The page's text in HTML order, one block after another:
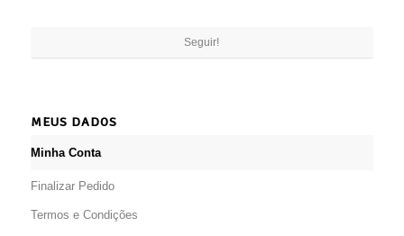
Seguir!
MEUS DADOS
Minha Conta
Finalizar Pedido
Termos e Condições